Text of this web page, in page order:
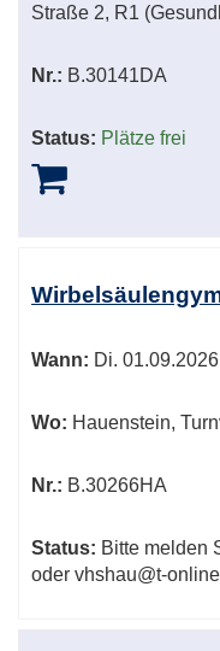
Straße 2, R1
Nr.: B.30141DA
Status: Plätze frei
Wann: Di.
Wo: Hauenstein,
Nr.: B.30266HA
Status: Bitte melden
oder vhshau@t-